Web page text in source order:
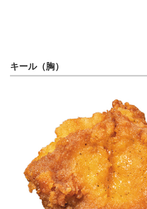
電子設計の基本と応用
建設×テクノロジーの最前線
ちょっと気になるネットの話題
キール（胸）